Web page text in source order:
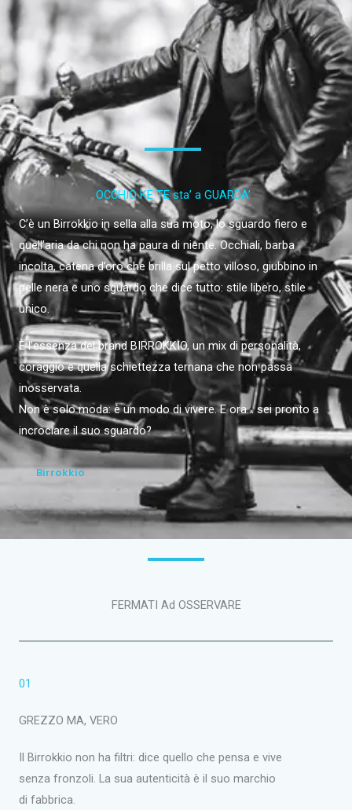
OCCHIO KE TE sta’ a GUARDA’
C’è un Birrokkio in sella alla sua moto, lo sguardo fiero e
quell’aria da chi non ha paura di niente. Occhiali, barba
incolta, catena d’oro che brilla sul petto villoso, giubbino in
pelle nera e uno sguardo che dice tutto: stile libero, stile
unico.
È l’essenza del brand BIRROKKIO, un mix di personalità,
coraggio e quella schiettezza ternana che non passa
inosservata.
Non è solo moda: è un modo di vivere. E ora… sei pronto a
incrociare il suo sguardo?
Birrokkio
FERMATI Ad OSSERVARE
01
GREZZO MA, VERO
Il Birrokkio non ha filtri: dice quello che pensa e vive
senza fronzoli. La sua autenticità è il suo marchio
di fabbrica.